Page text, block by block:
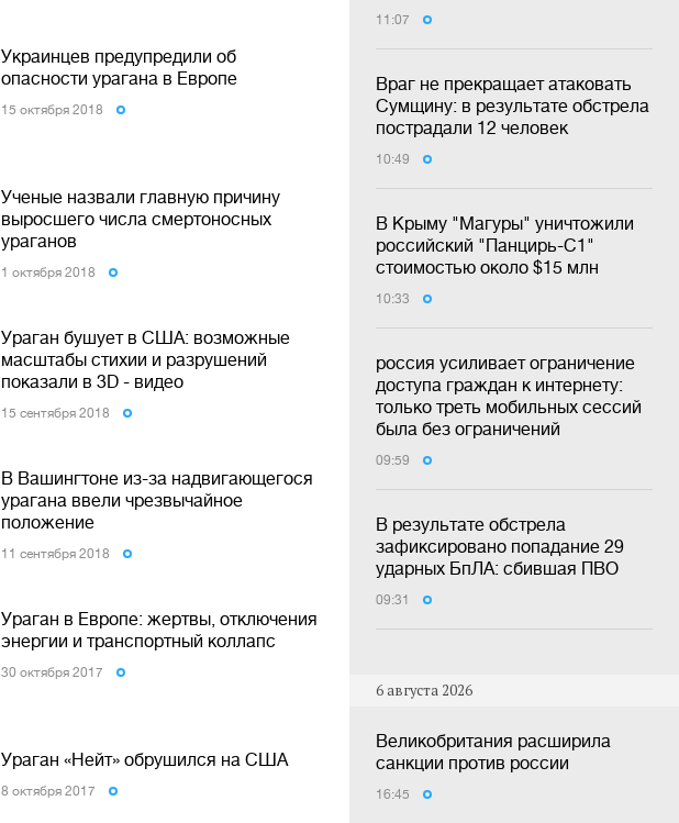
11:07
Враг не прекращает атаковать
Сумщину: в результате обстрела
пострадали 12 человек
10:49
В Крыму "Магуры" уничтожили
российский "Панцирь-С1"
стоимостью около $15 млн
10:33
россия усиливает ограничение
доступа граждан к интернету:
только треть мобильных сессий
была без ограничений
09:59
В результате обстрела
зафиксировано попадание 29
ударных БпЛА: сбившая ПВО
09:31
6 августа 2026
Великобритания расширила
санкции против россии
16:45
Украинцев предупредили об
опасности урагана в Европе
15 октября 2018
Ученые назвали главную причину
выросшего числа смертоносных
ураганов
1 октября 2018
Ураган бушует в США: возможные
масштабы стихии и разрушений
показали в 3D - видео
15 сентября 2018
В Вашингтоне из-за надвигающегося
урагана ввели чрезвычайное
положение
11 сентября 2018
Ураган в Европе: жертвы, отключения
энергии и транспортный коллапс
30 октября 2017
Ураган «Нейт» обрушился на США
8 октября 2017